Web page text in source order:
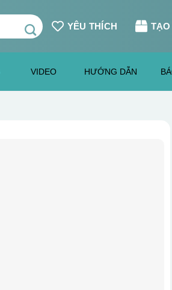
YÊU THÍCH
VIDEO HƯỚNG DẪN